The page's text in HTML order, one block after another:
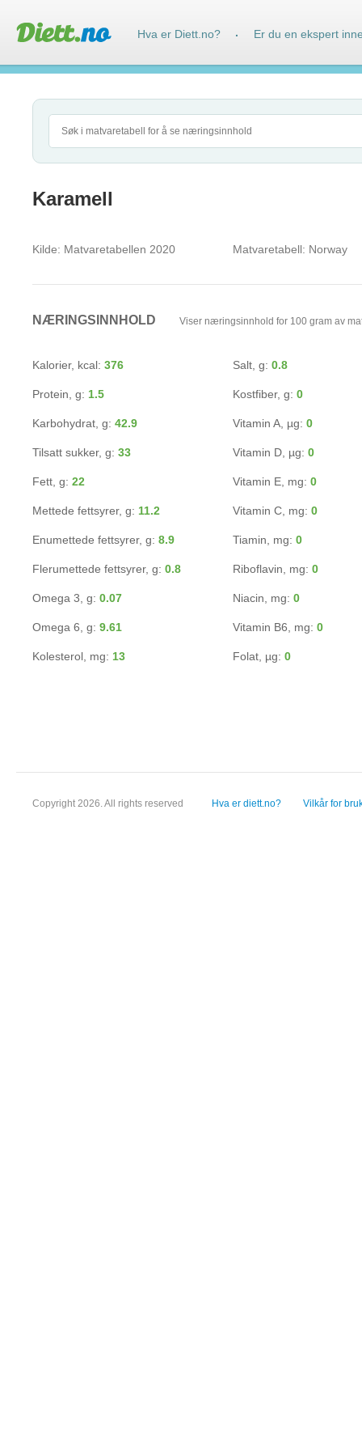
Karamell
Kilde: Matvaretabellen 2020 Matvaretabell: Norway
NÆRINGSINNHOLD Viser næringsinnhold for 100 gram av
Kalorier, kcal: 376
Protein, g: 1.5
Karbohydrat, g: 42.9
Tilsatt sukker, g: 33
Fett, g: 22
Mettede fettsyrer, g: 11.2
Enumettede fettsyrer, g: 8.9
Flerumettede fettsyrer, g: 0.8
Omega 3, g: 0.07
Omega 6, g: 9.61
Kolesterol, mg: 13
Salt, g: 0.8
Kostfiber, g: 0
Vitamin A, µg: 0
Vitamin D, µg: 0
Vitamin E, mg: 0
Vitamin C, mg: 0
Tiamin, mg: 0
Riboflavin, mg: 0
Niacin, mg: 0
Vitamin B6, mg: 0
Folat, µg: 0
Copyright 2026. All rights reserved Hva er diett.no? Vilkår for
Hva er Diett.no? · Er du en ekspert